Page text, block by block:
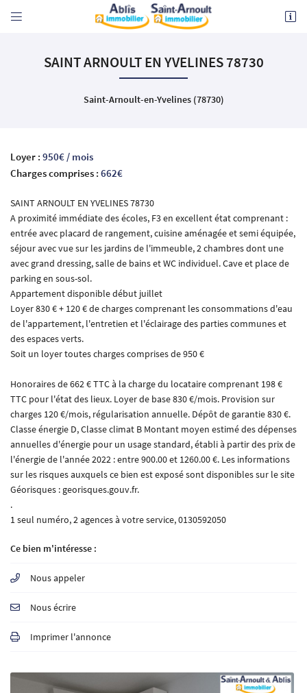
 
78730 ST ARNOULT EN YVELINES
Adresse email de réception
En cochant cette case, vous consentez à recevoir nos propositions commerciales à l'adresse
email indiqué ci-dessus. Vous pouvez vous désinscrire à tout moment en utilisantle
INSCRIPTION
SAINT ARNOULT EN YVELINES 78730
Saint-Arnoult-en-Yvelines (78730)
Loyer : 950€ / mois
Charges comprises : 662€
SAINT ARNOULT EN YVELINES 78730
A proximité immédiate des écoles, F3 en excellent état comprenant :
entrée avec placard de rangement, cuisine aménagée et semi équipée,
séjour avec vue sur les jardins de l'immeuble, 2 chambres dont une
avec grand dressing, salle de bains et WC individuel. Cave et place de
parking en sous-sol.
Appartement disponible début juillet
Loyer 830 € + 120 € de charges comprenant les consommations d'eau
de l'appartement, l'entretien et l'éclairage des parties communes et
des espaces verts.
Soit un loyer toutes charges comprises de 950 €
Honoraires de 662 € TTC à la charge du locataire comprenant 198 €
TTC pour l'état des lieux. Loyer de base 830 €/mois. Provision sur
charges 120 €/mois, régularisation annuelle. Dépôt de garantie 830 €.
Classe énergie D, Classe climat B Montant moyen estimé des dépenses
annuelles d'énergie pour un usage standard, établi à partir des prix de
l'énergie de l'année 2022 : entre 900.00 et 1260.00 €. Les informations
sur les risques auxquels ce bien est exposé sont disponibles sur le site
Géorisques : georisques.gouv.fr.
.
1 seul numéro, 2 agences à votre service, 0130592050
Ce bien m'intéresse :
Nous appeler
Nous écrire
Imprimer l'annonce